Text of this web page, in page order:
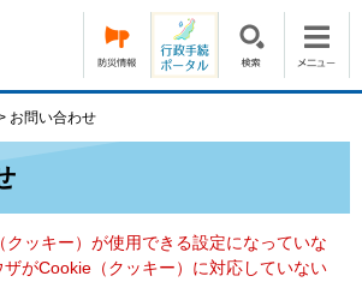
お問い合わせ
クッキー）が使用できる設定になっていな
がCookie（クッキー）に対応していない